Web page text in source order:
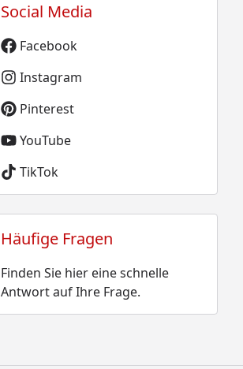
Social Media
Facebook
Instagram
Pinterest
YouTube
TikTok
Häufige Fragen
Finden Sie hier eine schnelle
Antwort auf Ihre Frage.